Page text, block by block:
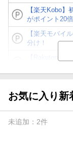
【楽天Kobo
がポイント20倍
【楽天モバイ
分け！
が当たる！
楽天モバイル
お気に入り新
未追加： 2件